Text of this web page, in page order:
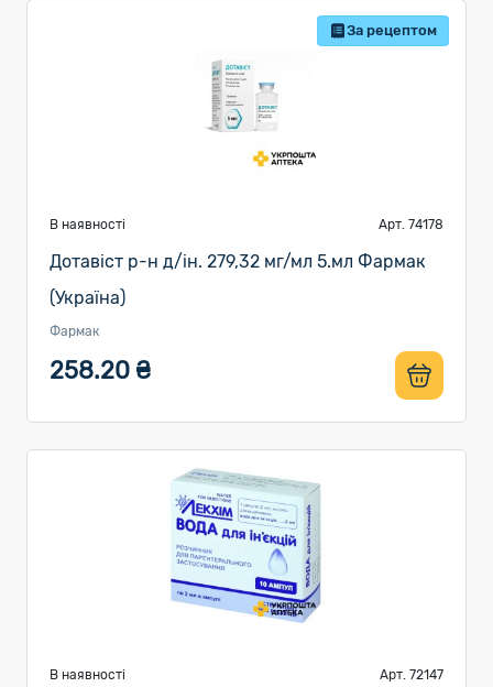
За рецептом
В наявності Арт. 74178
Дотавіст р-н д/ін. 279,32 мг/мл 5.мл Фармак
(Україна)
Фармак
258.20 ₴
В наявності Арт. 72147